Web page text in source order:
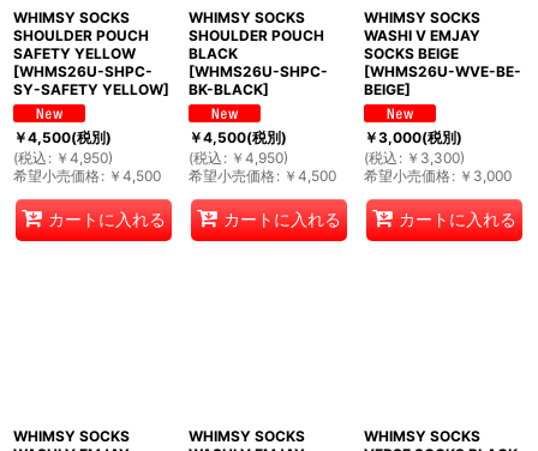
WHIMSY SOCKS
SHOULDER POUCH
SAFETY YELLOW
[WHMS26U-SHPC-
SY-SAFETY YELLOW]
￥4,500(税別)
(税込 : ￥ 4,950)
希望小売価格: ￥ 4,500
カートに入れる
WHIMSY SOCKS
SHOULDER POUCH
BLACK
[WHMS26U-SHPC-
BK-BLACK]
￥4,500(税別)
(税込 : ￥ 4,950)
希望小売価格: ￥ 4,500
カートに入れる
WHIMSY SOCKS
WASHI V EMJAY
SOCKS BEIGE
[WHMS26U-WVE-BE-
BEIGE]
￥3,000(税別)
(税込 : ￥ 3,300)
希望小売価格: ￥ 3,000
カートに入れる
WHIMSY SOCKS
WHIMSY SOCKS
WHIMSY SOCKS